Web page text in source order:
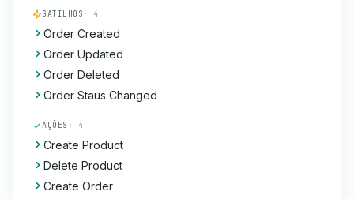
GATILHOS · 4
Order Created
Order Updated
Order Deleted
Order Staus Changed
AÇÕES · 4
Create Product
Delete Product
Create Order